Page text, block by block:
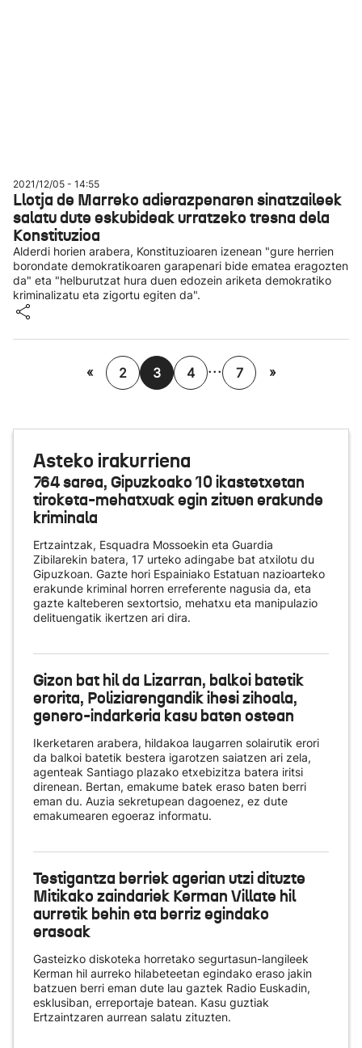
2021/12/05 - 14:55
Llotja de Marreko adierazpenaren sinatzaileek
salatu dute eskubideak urratzeko tresna dela
Konstituzioa
Alderdi horien arabera, Konstituzioaren izenean "gure herrien
borondate demokratikoaren garapenari bide ematea eragozten
da" eta "helburutzat hura duen edozein ariketa demokratiko
kriminalizatu eta zigortu egiten da".
« 2 3 4 ... 7 »
Asteko irakurriena
764 sarea, Gipuzkoako 10 ikastetxetan
tiroketa-mehatxuak egin zituen erakunde
kriminala
Ertzaintzak, Esquadra Mossoekin eta Guardia
Zibilarekin batera, 17 urteko adingabe bat atxilotu du
Gipuzkoan. Gazte hori Espainiako Estatuan nazioarteko
erakunde kriminal horren erreferente nagusia da, eta
gazte kalteberen sextortsio, mehatxu eta manipulazio
delituengatik ikertzen ari dira.
Gizon bat hil da Lizarran, balkoi batetik
erorita, Poliziarengandik ihesi zihoala,
genero-indarkeria kasu baten ostean
Ikerketaren arabera, hildakoa laugarren solairutik erori
da balkoi batetik bestera igarotzen saiatzen ari zela,
agenteak Santiago plazako etxebizitza batera iritsi
direnean. Bertan, emakume batek eraso baten berri
eman du. Auzia sekretupean dagoenez, ez dute
emakumearen egoeraz informatu.
Testigantza berriek agerian utzi dituzte
Mitikako zaindariek Kerman Villate hil
aurretik behin eta berriz egindako
erasoak
Gasteizko diskoteka horretako segurtasun-langileek
Kerman hil aurreko hilabeteetan egindako eraso jakin
batzuen berri eman dute lau gaztek Radio Euskadin,
esklusiban, erreportaje batean. Kasu guztiak
Ertzaintzaren aurrean salatu zituzten.